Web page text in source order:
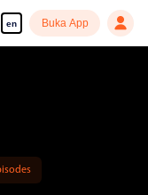
en Buka App